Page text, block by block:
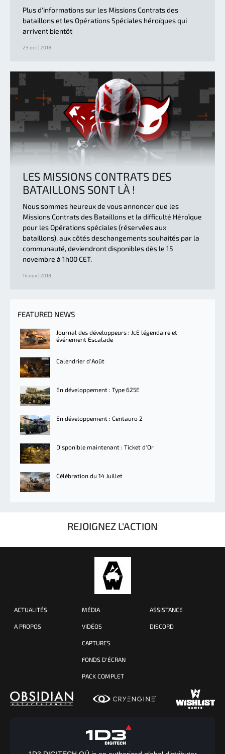
Plus d'informations sur les Missions Contrats des
bataillons et les Opérations Spéciales héroïques qui
arrivent bientôt
23 oct | 2018
LES MISSIONS CONTRATS DES
BATAILLONS SONT LÀ !
Nous sommes heureux de vous annoncer que les
Missions Contrats des Bataillons et la difficulté Héroïque
pour les Opérations spéciales (réservées aux
bataillons), aux côtés deschangements souhaités par la
communauté, deviendront disponibles dès le 15
novembre à 1h00 CET.
14 nov | 2018
FEATURED NEWS
Journal des développeurs : JcE légendaire et
événement Escalade
Calendrier d'Août
En développement : Type 625E
En développement : Centauro 2
Disponible maintenant : Ticket d'Or
Célébration du 14 Juillet
REJOIGNEZ L'ACTION
ACTUALITÉS
A PROPOS
MÉDIA
VIDÉOS
CAPTURES
FONDS D'ÉCRAN
PACK COMPLET
ASSISTANCE
DISCORD